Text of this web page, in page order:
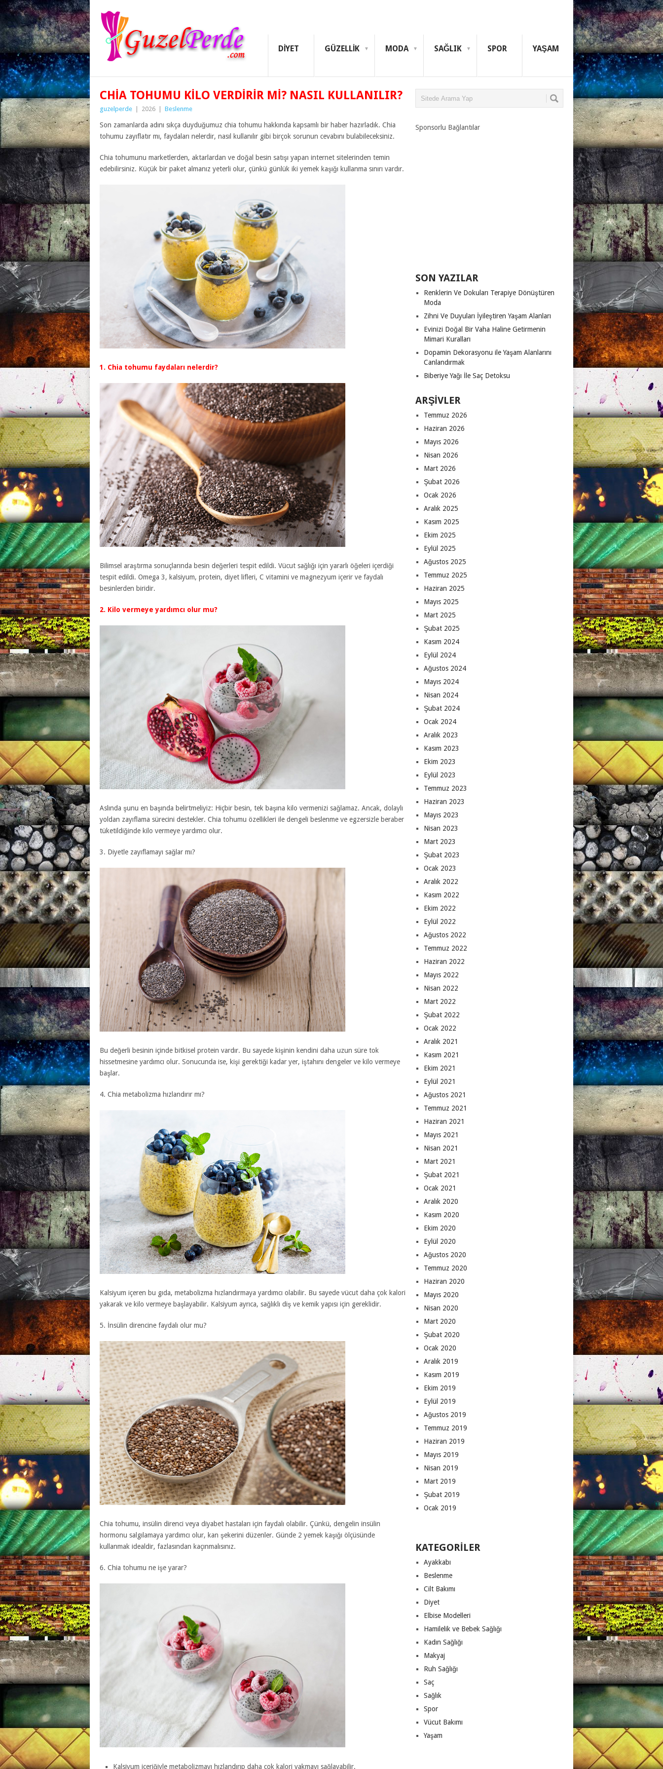
DIYET GÜZELLIK MODA SAĞLIK SPOR YAŞAM
CHIA TOHUMU KILO VERDIRIR MI? NASIL KULLANILIR?
guzelperde 2026 Beslenme
Son zamanlarda adını sıkça duyduğumuz chia tohumu hakkında kapsamlı bir haber hazırladık. Chia
tohumu zayıflatır mı, faydaları nelerdir, nasıl kullanılır gibi birçok sorunun cevabını bulabileceksiniz.
Chia tohumunu marketlerden, aktarlardan ve doğal besin satışı yapan internet sitelerinden temin
edebilirsiniz. Küçük bir paket almanız yeterli olur, çünkü günlük iki yemek kaşığı kullanma sınırı vardır.
1. Chia tohumu faydaları nelerdir?
Bilimsel araştırma sonuçlarında besin değerleri tespit edildi. Vücut sağlığı için yararlı öğeleri içerdiği
tespit edildi. Omega 3, kalsiyum, protein, diyet lifleri, C vitamini ve magnezyum içerir ve faydalı
besinlerden biridir.
2. Kilo vermeye yardımcı olur mu?
Aslında şunu en başında belirtmeliyiz: Hiçbir besin, tek başına kilo vermenizi sağlamaz. Ancak, dolaylı
yoldan zayıflama sürecini destekler. Chia tohumu özellikleri ile dengeli beslenme ve egzersizle beraber
tüketildiğinde kilo vermeye yardımcı olur.
3. Diyetle zayıflamayı sağlar mı?
Bu değerli besinin içinde bitkisel protein vardır. Bu sayede kişinin kendini daha uzun süre tok
hissetmesine yardımcı olur. Sonucunda ise, kişi gerektiği kadar yer, iştahını dengeler ve kilo vermeye
başlar.
4. Chia metabolizma hızlandırır mı?
Kalsiyum içeren bu gıda, metabolizma hızlandırmaya yardımcı olabilir. Bu sayede vücut daha çok kalori
yakarak ve kilo vermeye başlayabilir. Kalsiyum ayrıca, sağlıklı diş ve kemik yapısı için gereklidir.
5. İnsülin direncine faydalı olur mu?
Chia tohumu, insülin direnci veya diyabet hastaları için faydalı olabilir. Çünkü, dengelin insülin
hormonu salgılamaya yardımcı olur, kan şekerini düzenler. Günde 2 yemek kaşığı ölçüsünde
kullanmak idealdir, fazlasından kaçınmalısınız.
6. Chia tohumu ne işe yarar?
Kalsiyum içeriğiyle metabolizmayı hızlandırıp daha çok kalori yakmayı sağlayabilir.
Sponsorlu Bağlantılar
SON YAZILAR
Renklerin Ve Dokuları Terapiye Dönüştüren
Moda
Zihni Ve Duyuları İyileştiren Yaşam Alanları
Evinizi Doğal Bir Vaha Haline Getirmenin
Mimari Kuralları
Dopamin Dekorasyonu ile Yaşam Alanlarını
Canlandırmak
Biberiye Yağı İle Saç Detoksu
ARŞIVLER
Temmuz 2026
Haziran 2026
Mayıs 2026
Nisan 2026
Mart 2026
Şubat 2026
Ocak 2026
Aralık 2025
Kasım 2025
Ekim 2025
Eylül 2025
Ağustos 2025
Temmuz 2025
Haziran 2025
Mayıs 2025
Mart 2025
Şubat 2025
Kasım 2024
Eylül 2024
Ağustos 2024
Mayıs 2024
Nisan 2024
Şubat 2024
Ocak 2024
Aralık 2023
Kasım 2023
Ekim 2023
Eylül 2023
Temmuz 2023
Haziran 2023
Mayıs 2023
Nisan 2023
Mart 2023
Şubat 2023
Ocak 2023
Aralık 2022
Kasım 2022
Ekim 2022
Eylül 2022
Ağustos 2022
Temmuz 2022
Haziran 2022
Mayıs 2022
Nisan 2022
Mart 2022
Şubat 2022
Ocak 2022
Aralık 2021
Kasım 2021
Ekim 2021
Eylül 2021
Ağustos 2021
Temmuz 2021
Haziran 2021
Mayıs 2021
Nisan 2021
Mart 2021
Şubat 2021
Ocak 2021
Aralık 2020
Kasım 2020
Ekim 2020
Eylül 2020
Ağustos 2020
Temmuz 2020
Haziran 2020
Mayıs 2020
Nisan 2020
Mart 2020
Şubat 2020
Ocak 2020
Aralık 2019
Kasım 2019
Ekim 2019
Eylül 2019
Ağustos 2019
Temmuz 2019
Haziran 2019
Mayıs 2019
Nisan 2019
Mart 2019
Şubat 2019
Ocak 2019
KATEGORILER
Ayakkabı
Beslenme
Cilt Bakımı
Diyet
Elbise Modelleri
Hamilelik ve Bebek Sağlığı
Kadın Sağlığı
Makyaj
Ruh Sağlığı
Saç
Sağlık
Spor
Vücut Bakımı
Yaşam